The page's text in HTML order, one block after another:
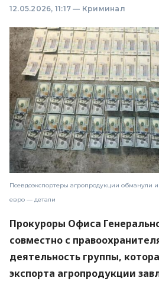
12.05.2026, 11:17 — Криминал
Псевдоэкспортеры агропродукции обманули
евро — детали
Прокуроры Офиса
совместно с
деятельность группы,
экспорта агропродукции